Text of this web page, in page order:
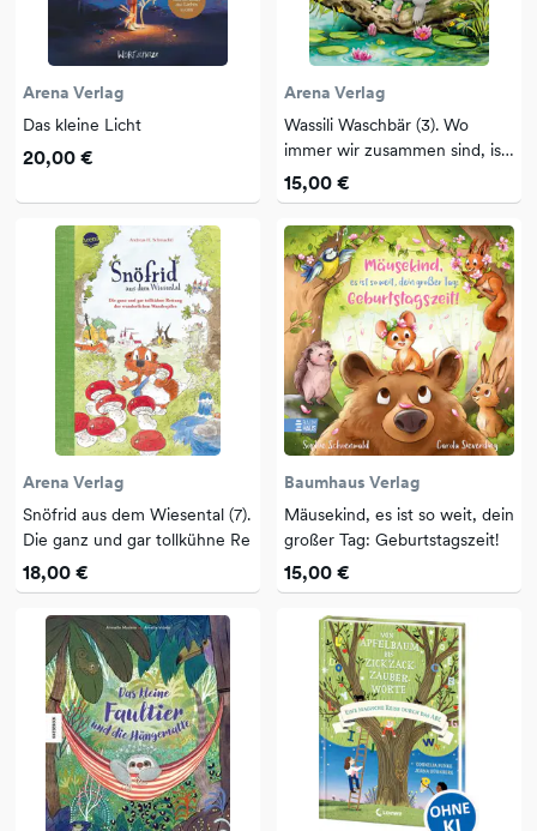
Arena Verlag
Das kleine Licht
20,00 €
Arena Verlag
Wassili Waschbär (3). Wo
immer wir zusammen sind, ist
es am allerschönsten
15,00 €
Arena Verlag
Snöfrid aus dem Wiesental (7).
Die ganz und gar tollkühne Re
18,00 €
Baumhaus Verlag
Mäusekind, es ist so weit, dein
großer Tag: Geburtstagszeit!
15,00 €